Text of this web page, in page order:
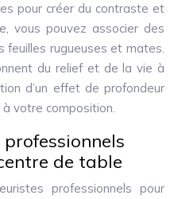
pour créer du contraste et
vous pouvez associer des
feuilles rugueuses et mates.
du relief et de la vie à
d’un effet de profondeur
votre composition.
de table
professionnels pour